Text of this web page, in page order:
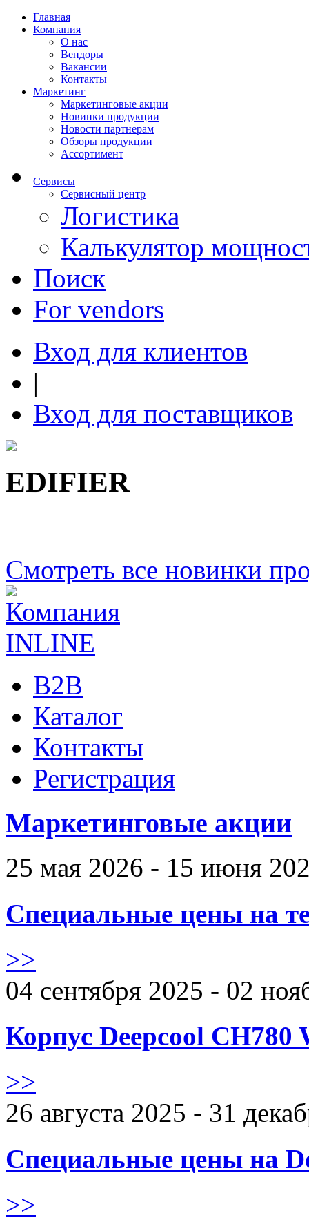
Главная
Компания
О нас
Вендоры
Вакансии
Контакты
Маркетинг
Маркетинговые акции
Новинки продукции
Новости партнерам
Обзоры продукции
Ассортимент
Сервисы
Сервисный центр
Логистика
Калькулятор
Поиск
For vendors
Вход для клиентов
|
Вход для поставщиков
EDIFIER
Смотреть все новинки
B2B
Каталог
Контакты
Регистрация
Маркетинговые акции
25 мая 2026 - 15 июня
Специальные цены на
>>
04 сентября 2025 - 02
Корпус Deepcool CH780
>>
26 августа 2025 - 31
Специальные цены на
>>